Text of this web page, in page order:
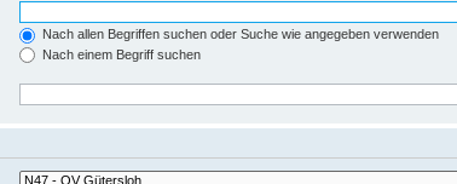
Nach allen Begriffen suchen oder Suche wie angegeben verwenden
Nach einem Begriff suchen